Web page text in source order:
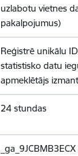
uzlabotu vietnes
pakalpojumus)
Reģistrē unikālu
statistisko datu
apmeklētājs
24 stundas
_ga_9JCBMB3ECX